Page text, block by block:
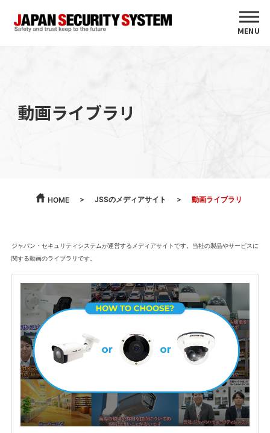
MENU
動画ライブラリ
HOME JSSのメディアサイト 動画ライブラリ
ジャパン・セキュリティシステムが運営するメディアサイトです。当社の製品やサービスに
関する動画のライブラリです。